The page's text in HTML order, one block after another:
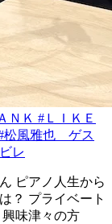
Ｋ #ＬＩＫＥ
松風雅也 ゲス
レ
ピアノ人生から
？ プライベート
味津々の方